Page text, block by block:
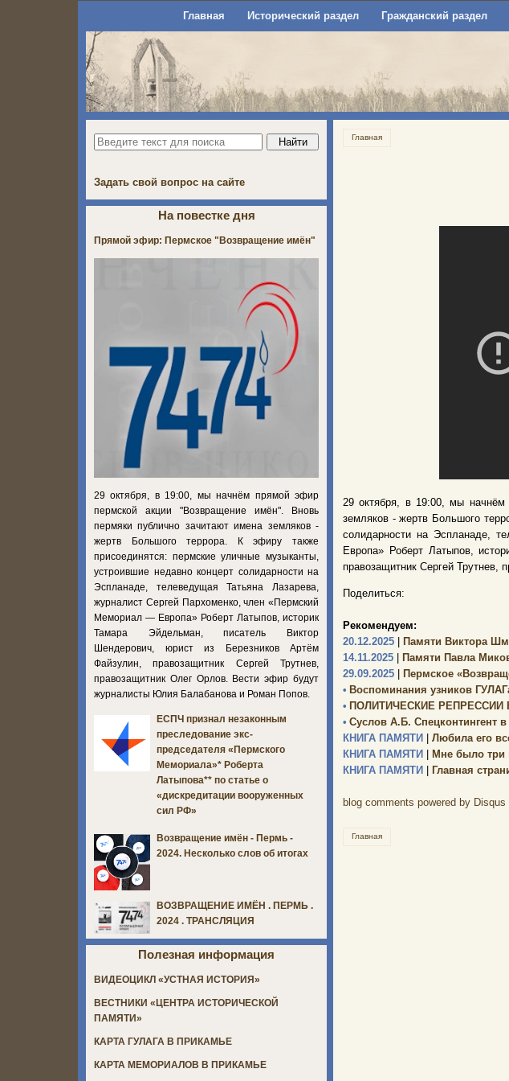
Главная Исторический раздел Гражданский раздел
Главная
29 октября, в 19:00, мы начнём
земляков - жертв Большого
солидарности на Эспланаде,
Европа» Роберт Латыпов,
правозащитник Сергей
Поделиться:
Рекомендуем:
20.12.2025
Памяти Виктора
14.11.2025
Памяти Павла
29.09.2025
Пермское
• Воспоминания узников
• ПОЛИТИЧЕСКИЕ РЕПРЕССИИ В
• Суслов А.Б. Спецконтингент
КНИГА ПАМЯТИ
Любила его
КНИГА ПАМЯТИ
Мне было три
КНИГА ПАМЯТИ
Главная
blog comments powered by Disqus
Главная
Задать свой вопрос на сайте
На повестке дня
Прямой эфир: Пермское "Возвращение имён"
29 октября, в 19:00, мы начнём прямой эфир
пермской акции "Возвращение имён". Вновь
пермяки публично зачитают имена земляков -
жертв Большого террора. К эфиру также
присоединятся: пермские уличные музыканты,
устроившие недавно концерт солидарности на
Эспланаде, телеведущая Татьяна Лазарева,
журналист Сергей Пархоменко, член «Пермский
Мемориал — Европа» Роберт Латыпов, историк
Тамара Эйдельман, писатель Виктор
Шендерович, юрист из Березников Артём
Файзулин, правозащитник Сергей Трутнев,
правозащитник Олег Орлов. Вести эфир будут
журналисты Юлия Балабанова и Роман Попов.
ЕСПЧ признал незаконным
преследование экс-
председателя «Пермского
Мемориала»* Роберта
Латыпова** по статье о
«дискредитации вооруженных
сил РФ»
Возвращение имён - Пермь -
2024. Несколько слов об итогах
ВОЗВРАЩЕНИЕ ИМЁН . ПЕРМЬ .
2024 . ТРАНСЛЯЦИЯ
Полезная информация
ВИДЕОЦИКЛ «УСТНАЯ ИСТОРИЯ»
ВЕСТНИКИ «ЦЕНТРА ИСТОРИЧЕСКОЙ
ПАМЯТИ»
КАРТА ГУЛАГА В ПРИКАМЬЕ
КАРТА МЕМОРИАЛОВ В ПРИКАМЬЕ